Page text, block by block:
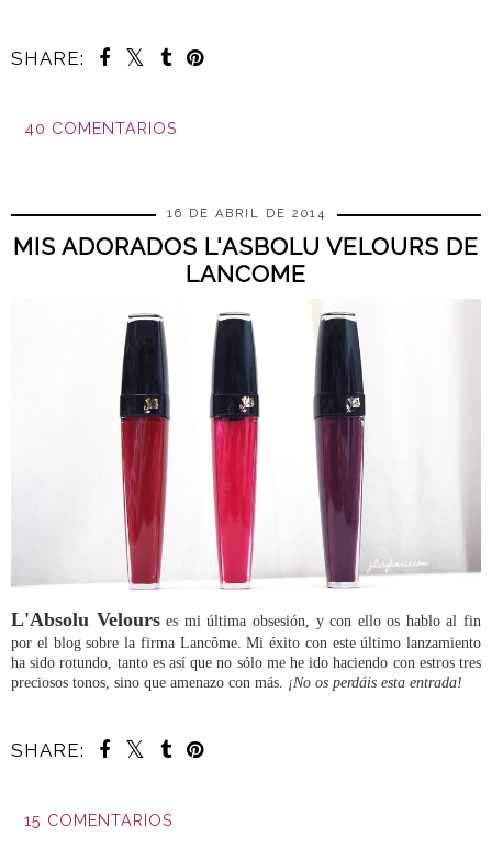
SHARE:
40 COMENTARIOS
16 DE ABRIL DE 2014
MIS ADORADOS L'ASBOLU VELOURS DE
LANCOME
L'Absolu Velourses mi última obsesión, y con ello os hablo al fin
por el blog sobre la firma Lancôme. Mi éxito con este último lanzamiento
ha sido rotundo, tanto es así que no sólo me he ido haciendo con estros tres
preciosos tonos, sino que amenazo con más. ¡No os perdáis esta entrada!
SHARE:
15 COMENTARIOS